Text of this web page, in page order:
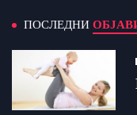
ПОСЛЕДНИ